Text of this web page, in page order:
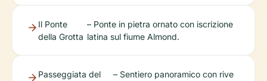
Il Ponte
della Grotta
– Ponte in pietra ornato con iscrizione
latina sul fiume Almond.
Passeggiata del
– Sentiero panoramico con rive